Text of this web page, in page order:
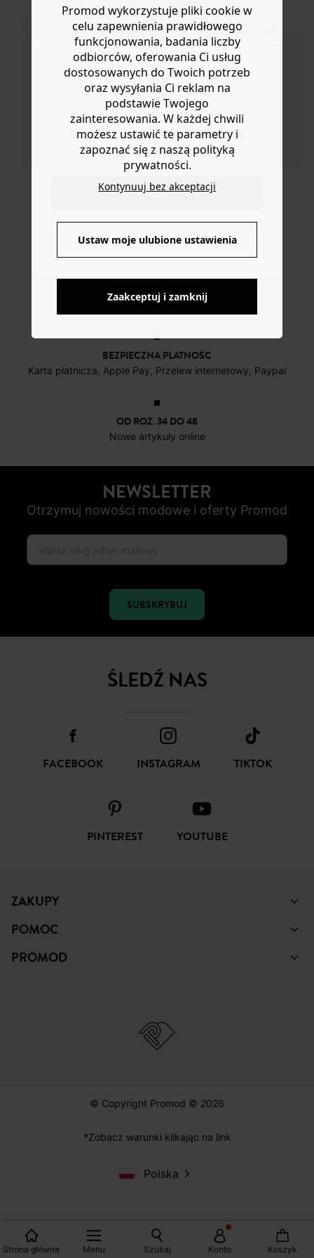
Do you want to be redirected to
www.promod.com ?
YES
NO
Strona główna Menu Szukaj Konto Koszyk
Można go też używać jako etui na drobną biżuterię w
podróży. Suwak z linką typu „wspinaczkowego". Jeden
rozmiar. Podszewka. Świetny pomysł na prezent.
DOSTAWA DO PACZKOMATÓW
4 do 6 dni roboczych
DARMOWE ZWROTY
do 30 dni
BEZPIECZNA PŁATNOŚC
Karta płatnicza, Apple Pay, Przelew internetowy, Paypal
OD ROZ. 34 DO 48
Nowe artykuły online
NEWSLETTER
Otrzymuj nowości modowe i oferty Promod
SUBSKRYBUJ
ŚLEDŹ NAS
FACEBOOK INSTAGRAM TIKTOK
PINTEREST YOUTUBE
ZAKUPY
POMOC
PROMOD
© Copyright Promod © 2026
*Zobacz warunki klikając na link
Polska
Promod wykorzystuje pliki cookie w
celu zapewnienia prawidłowego
funkcjonowania, badania liczby
odbiorców, oferowania Ci usług
dostosowanych do Twoich potrzeb
oraz wysyłania Ci reklam na
podstawie Twojego
zainteresowania. W każdej chwili
możesz ustawić te parametry i
zapoznać się z naszą polityką
prywatności.
Kontynuuj bez akceptacji
Ustaw moje ulubione ustawienia
Zaakceptuj i zamknij